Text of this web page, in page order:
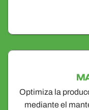
Optimiza la
mediante el